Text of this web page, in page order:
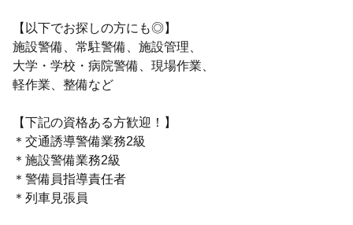
【以下でお探しの方にも◎】
施設警備、常駐警備、施設管理、
大学・学校・病院警備、現場作業、
軽作業、整備など
【下記の資格ある方歓迎！】
＊交通誘導警備業務2級
＊施設警備業務2級
＊警備員指導責任者
＊列車見張員